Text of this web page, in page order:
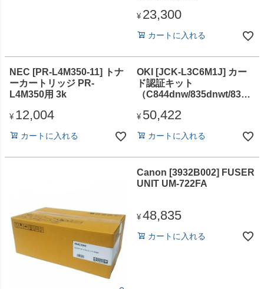
¥ 23,300
カートに入れる
NEC [PR-L4M350-11] トナ
ーカートリッジ PR-
L4M350用 3k
¥ 12,004
カートに入れる
OKI [JCK-L3C6M1J] カー
ド認証キット
（C844dnw/835dnwt/835d
¥ 50,422
カートに入れる
Canon [3932B002] FUSER
UNIT UM-722FA
¥ 48,835
カートに入れる